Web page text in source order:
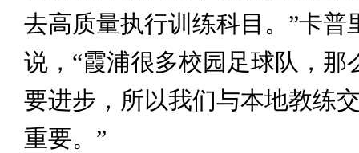
去高质量执行训练科目。”卡普
说，“霞浦很多校园足球队，那
要进步，所以我们与本地教练
重要。”